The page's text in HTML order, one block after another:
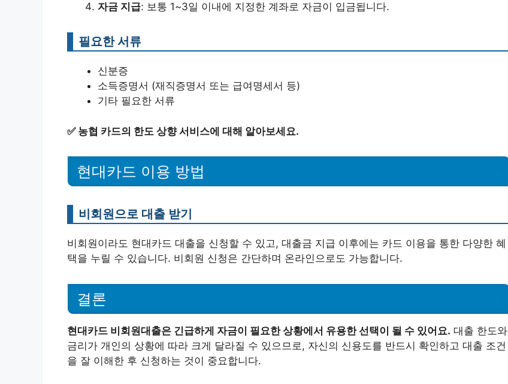
자금 지급: 보통 1~3일 이내에 지정한 계좌로 자금이 입금됩니다.
필요한 서류
신분증
소득증명서 (재직증명서 또는 급여명세서 등)
기타 필요한 서류
✅ 농협 카드의 한도 상향 서비스에 대해 알아보세요.
현대카드 이용 방법
비회원으로 대출 받기
비회원이라도 현대카드 대출을 신청할 수 있고, 대출금 지급 이후에는 카드 이용을 통한 다양한 혜
택을 누릴 수 있습니다. 비회원 신청은 간단하며 온라인으로도 가능합니다.
결론
현대카드 비회원대출은 긴급하게 자금이 필요한 상황에서 유용한 선택이 될 수 있어요. 대출 한도와
금리가 개인의 상황에 따라 크게 달라질 수 있으므로, 자신의 신용도를 반드시 확인하고 대출 조건
을 잘 이해한 후 신청하는 것이 중요합니다.